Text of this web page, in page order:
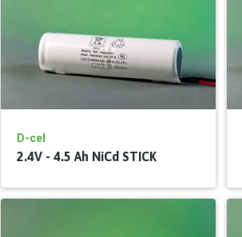
D-cel
2.4V - 4.5 Ah NiCd STICK